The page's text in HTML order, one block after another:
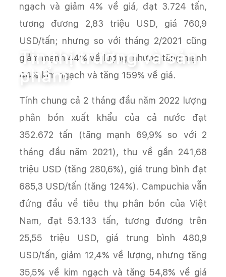
Tin thị trường và sản
phẩm
ngạch và giảm 4% về giá, đạt 3.724 tấn,
tương đương 2,83 triệu USD, giá 760,9
USD/tấn; nhưng so với tháng 2/2021 cũng
giảm mạnh 44% về lượng, nhưng tăng mạnh
44% kim ngạch và tăng 159% về giá.
Tính chung cả 2 tháng đầu năm 2022 lượng
phân bón xuất khẩu của cả nước đạt
352.672 tấn (tăng mạnh 69,9% so với 2
tháng đầu năm 2021), thu về gần 241,68
triệu USD (tăng 280,6%), giá trung bình đạt
685,3 USD/tấn (tăng 124%). Campuchia vẫn
đứng đầu về tiêu thụ phân bón của Việt
Nam, đạt 53.133 tấn, tương đương trên
25,55 triệu USD, giá trung bình 480,9
USD/tấn, giảm 12,4% về lượng, nhưng tăng
35,5% về kim ngạch và tăng 54,8% về giá